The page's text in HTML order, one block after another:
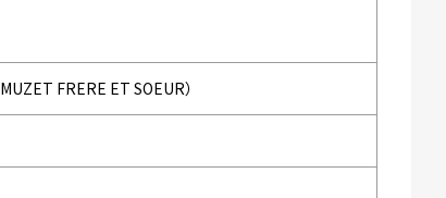
FRERE ET SOEUR）